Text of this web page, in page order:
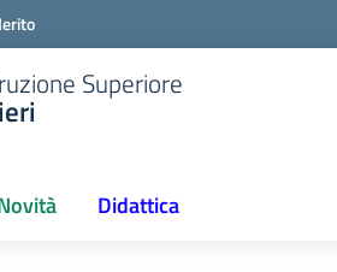
Superiore
Didattica